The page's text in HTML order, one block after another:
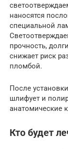
наносятся
специальной
прочность,
снижает риск
пломбой.
После
шлифует и
анатомические
Кто будет